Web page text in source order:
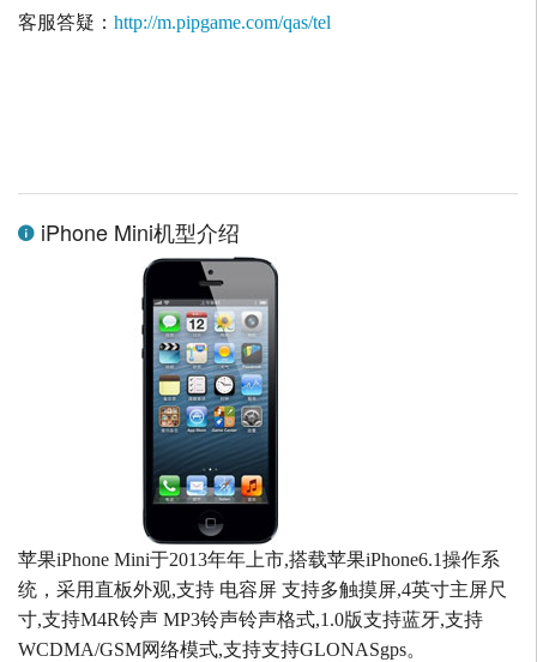
客服答疑： http://m.pipgame.com/qas/tel
iPhone Mini机型介绍
苹果iPhone Mini于2013年年上市,搭载苹果iPhone6.1操作系
统，采用直板外观,支持 电容屏 支持多触摸屏,4英寸主屏尺
寸,支持M4R铃声 MP3铃声铃声格式,1.0版支持蓝牙,支持
WCDMA/GSM网络模式,支持支持GLONASgps。